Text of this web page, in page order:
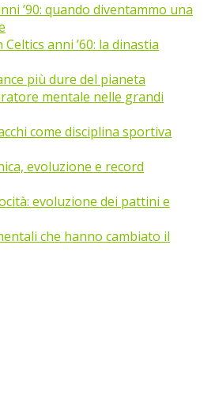
’90: quando diventammo una
anni ’60: la dinastia
più dure del pianeta
mentale nelle grandi
come disciplina sportiva
evoluzione e record
evoluzione dei pattini e
che hanno cambiato il